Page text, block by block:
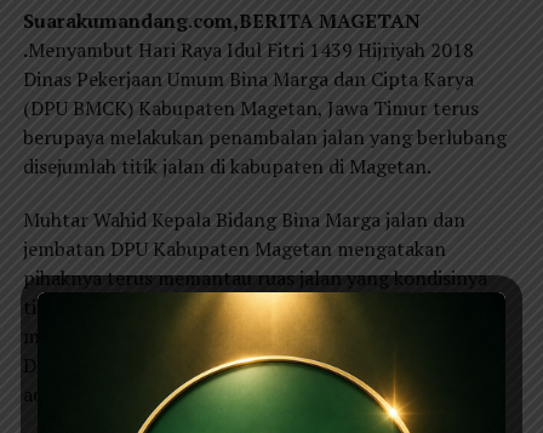
Suarakumandang.com,BERITA MAGETAN
.Menyambut Hari Raya Idul Fitri 1439 Hijriyah 2018
Dinas Pekerjaan Umum Bina Marga dan Cipta Karya
(DPU BMCK) Kabupaten Magetan, Jawa Timur terus
berupaya melakukan penambalan jalan yang berlubang
disejumlah titik jalan di kabupaten di Magetan.
Muhtar Wahid Kepala Bidang Bina Marga jalan dan
jembatan DPU Kabupaten Magetan mengatakan
pihaknya terus memantau ruas jalan yang kondisinya
tidak baik.“Dalam hal ini, pihak kami akan
memproritaskan arus jalan yang lalu lintasnya padat.
Dan semua itu disesuaikan dengan anggaran yang
ada,”kata Muhtar.